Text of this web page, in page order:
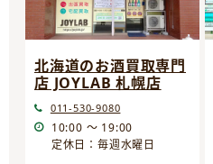
北海道のお酒買取専門
店 JOYLAB 札幌店
011-530-9080
10:00 ～ 19:00
定休日：毎週水曜日